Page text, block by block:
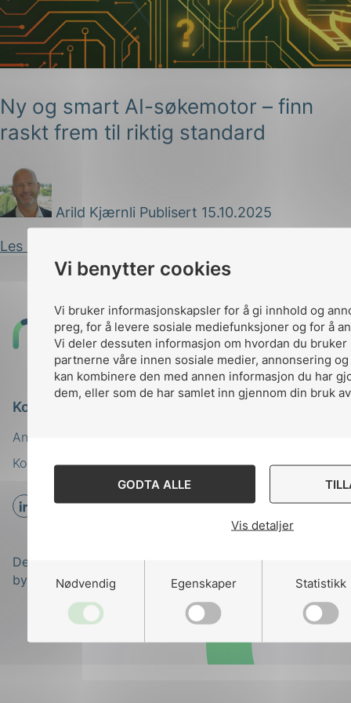
Vi benytter cookies
Vi bruker informasjonskapsler for å gi innhold og
preg, for å levere sosiale mediefunksjoner og for å
Vi deler dessuten informasjon om hvordan du
partnerne våre innen sosiale medier, annonsering
kan kombinere den med annen informasjon du har
dem, eller som de har samlet inn gjennom din bruk
GODTA ALLE
Vis detaljer
Nødvendig Egenskaper Statistikk
Ny og smart AI-søkemotor – finn
raskt frem til riktig standard
Arild Kjærnli Publisert 15.10.2025
Les innlegg
Kontakt oss
Ansatte
nek@nek.no
Kontakt
Designed and developed
by
Stem Agency
Til
toppen